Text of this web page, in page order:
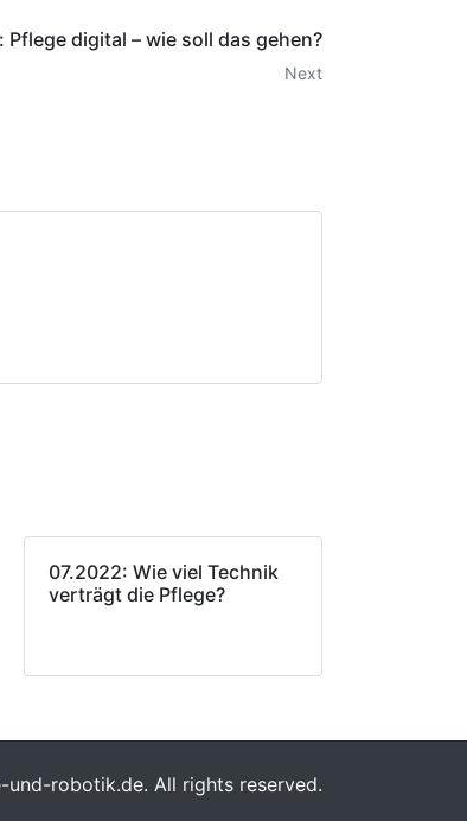
Pflege digital – wie soll das gehen?
Next
07.2022: Wie viel Technik
verträgt die Pflege?
robotik.de. All rights reserved.